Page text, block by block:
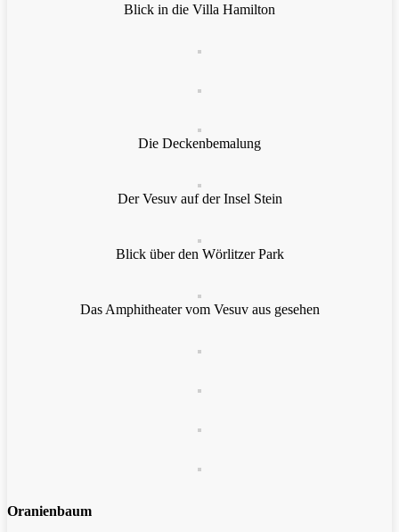
Blick in die Villa Hamilton
Die Deckenbemalung
Der Vesuv auf der Insel Stein
Blick über den Wörlitzer Park
Das Amphitheater vom Vesuv aus gesehen
Oranienbaum